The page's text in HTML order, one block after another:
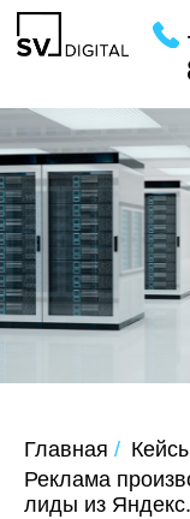
+7
Главная /
Реклама
лиды из